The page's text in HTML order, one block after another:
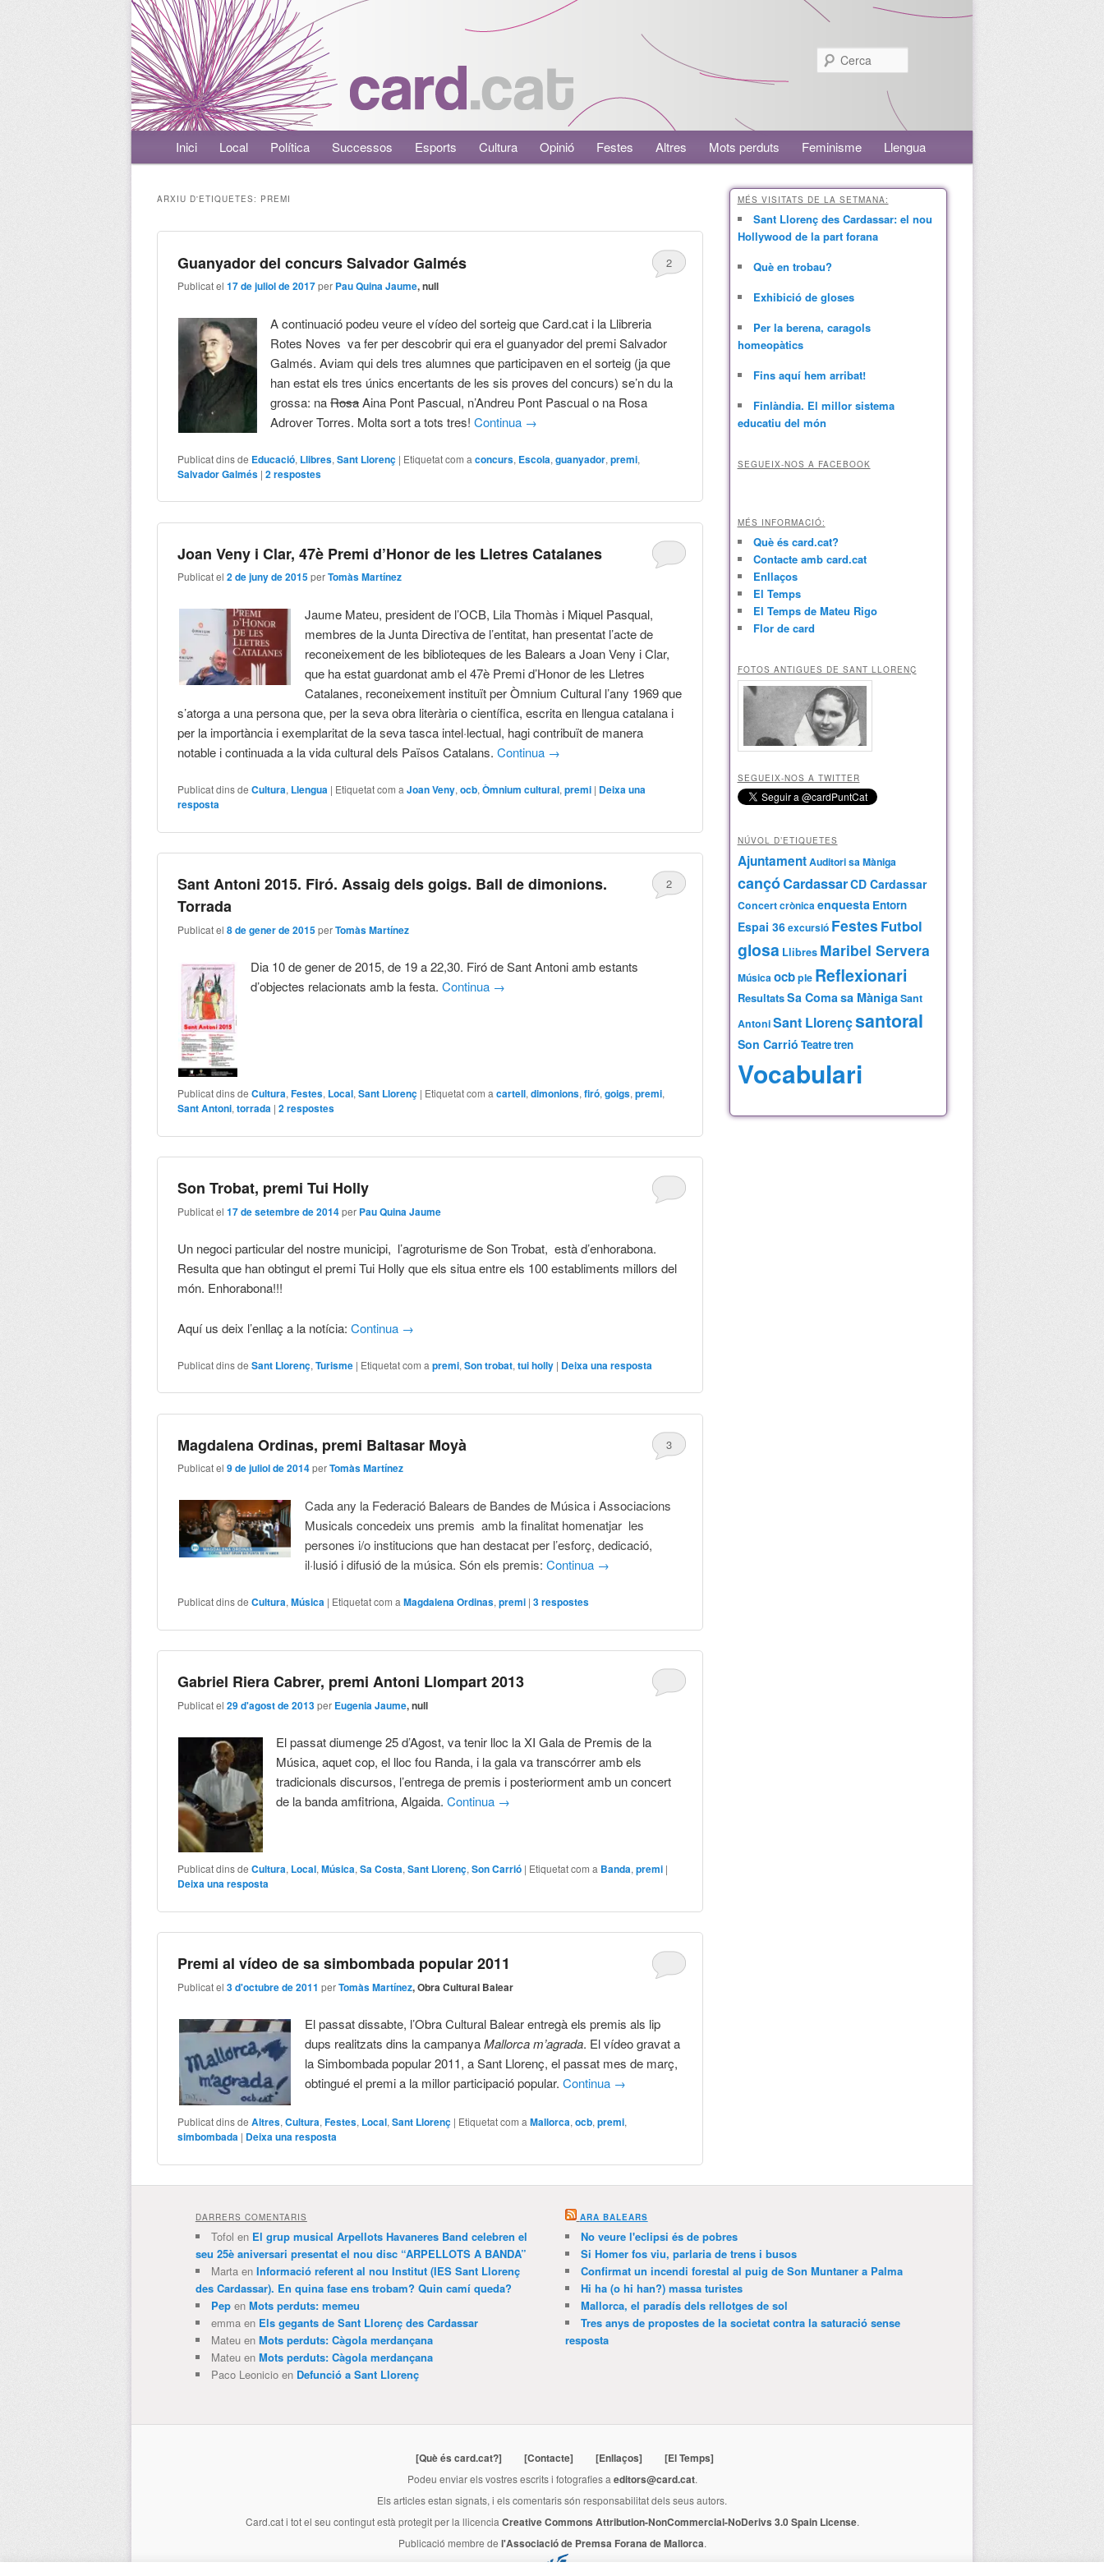
Menú principalAneu al contingut principal
Aneu al contingut secundari
Inici Local Política Successos Esports Cultura Opinió Festes Altres Mots perduts Feminisme Llengua
ARXIU D'ETIQUETES: PREMI
Guanyador del concurs Salvador Galmés
Publicat el17 de juliol de 2017per Pau Quina Jaume, null
2
A continuació podeu veure el vídeo del sorteig que Card.cat i la Llibreria
Rotes Noves va fer per descobrir qui era el guanyador del premi Salvador
Galmés. Aviam qui dels tres alumnes que participaven en el sorteig (ja que
han estat els tres únics encertants de les sis proves del concurs) se’n du la
grossa: naRosaAina Pont Pascual, n’Andreu Pont Pascual o na Rosa
Adrover Torres. Molta sort a tots tres!Continua →
Publicat dins de Educació, Llibres,Sant Llorenç | Etiquetat com a concurs, Escola,guanyador,premi,
Salvador Galmés |2respostes
Joan Veny i Clar, 47è Premi d’Honor de les Lletres Catalanes
Publicat el2 de juny de 2015perTomàs Martínez
Jaume Mateu, president de l’OCB, Lila Thomàs i Miquel Pasqual,
membres de la Junta Directiva de l’entitat, han presentat l’acte de
reconeixement de les biblioteques de les Balears a Joan Veny i Clar,
que ha estat guardonat amb el 47è Premi d’Honor de les Lletres
Catalanes, reconeixement instituït per Òmnium Cultural l’any 1969 que
s’atorga a una persona que, per la seva obra literària o científica, escrita en llengua catalana i
per la importància i exemplaritat de la seva tasca intel·lectual, hagi contribuït de manera
notable i continuada a la vida cultural dels Països Catalans.Continua →
Publicat dins de Cultura, Llengua | Etiquetat com a Joan Veny,ocb,Òmnium cultural,premi | Deixa una
resposta
Sant Antoni 2015. Firó. Assaig dels goigs. Ball de dimonions.
Torrada
Publicat el8 de gener de 2015perTomàs Martínez
2
Dia 10 de gener de 2015, de 19 a 22,30. Firó de Sant Antoni amb estants
d’objectes relacionats amb la festa.Continua →
Publicat dins de Cultura,Festes, Local,Sant Llorenç | Etiquetat com a cartell,dimonions,firó,goigs,premi,
Sant Antoni,torrada |2respostes
Son Trobat, premi Tui Holly
Publicat el17 de setembre de 2014per Pau Quina Jaume
Un negoci particular del nostre municipi, l’agroturisme de Son Trobat, està d’enhorabona.
Resulta que han obtingut el premi Tui Holly que els situa entre els 100 establiments millors del
món. Enhorabona!!!
Aquí us deix l’enllaç a la notícia:Continua →
Publicat dins de Sant Llorenç,Turisme | Etiquetat com a premi,Son trobat,tui holly | Deixa una resposta
Magdalena Ordinas, premi Baltasar Moyà
Publicat el9 de juliol de 2014perTomàs Martínez
3
Cada any la Federació Balears de Bandes de Música i Associacions
Musicals concedeix uns premis amb la finalitat homenatjar les
persones i/o institucions que han destacat per l’esforç, dedicació,
il·lusió i difusió de la música. Són els premis:Continua →
Publicat dins de Cultura,Música | Etiquetat com a Magdalena Ordinas,premi |3respostes
Gabriel Riera Cabrer, premi Antoni Llompart 2013
Publicat el29 d'agost de 2013per Eugenia Jaume, null
El passat diumenge 25 d’Agost, va tenir lloc la XI Gala de Premis de la
Música, aquet cop, el lloc fou Randa, i la gala va transcórrer amb els
tradicionals discursos, l’entrega de premis i posteriorment amb un concert
de la banda amfitriona, Algaida.Continua →
Publicat dins de Cultura, Local,Música,Sa Costa,Sant Llorenç,Son Carrió | Etiquetat com a Banda,premi |
Deixa una resposta
Premi al vídeo de sa simbombada popular 2011
Publicat el3 d'octubre de 2011 perTomàs Martínez, Obra Cultural Balear
El passat dissabte, l’Obra Cultural Balear entregà els premis als lip
dups realitzats dins la campanyaMallorca m’agrada. El vídeo gravat a
la Simbombada popular 2011, a Sant Llorenç, el passat mes de març,
obtingué el premi a la millor participació popular.Continua →
Publicat dins de Altres,Cultura,Festes, Local,Sant Llorenç | Etiquetat com aMallorca,ocb,premi,
simbombada | Deixa una resposta
MÉS VISITATS DE LA SETMANA:
Sant Llorenç des Cardassar: el nou
Hollywood de la part forana
Què en trobau?
Exhibició de gloses
Per la berena, caragols
homeopàtics
Fins aquí hem arribat!
Finlàndia. El millor sistema
educatiu del món
SEGUEIX-NOS A FACEBOOK
MÉS INFORMACIÓ:
Què és card.cat?
Contacte amb card.cat
Enllaços
El Temps
El Temps de Mateu Rigo
Flor de card
FOTOS ANTIGUES DE SANT LLORENÇ
SEGUEIX-NOS A TWITTER
NÚVOL D’ETIQUETES
AjuntamentAuditori sa Màniga
cançóCardassarCD Cardassar
Concertcrònicaenquesta Entorn
Espai 36excursió Festes Futbol
glosa Llibres Maribel Servera
Músicaocbple Reflexionari
ResultatsSa Comasa MànigaSant
AntoniSant Llorençsantoral
Son Carrió Teatretren
Vocabulari
DARRERS COMENTARIS
Tofol en El grup musical Arpellots Havaneres Band celebren el
seu 25è aniversari presentat el nou disc “ARPELLOTS A BANDA”
Martaen Informació referent al nou Institut (IES Sant Llorenç
des Cardassar). En quina fase ens trobam? Quin camí queda?
Pepen Mots perduts: memeu
emmaen Els gegants de Sant Llorenç des Cardassar
Mateuen Mots perduts: Càgola merdançana
Mateuen Mots perduts: Càgola merdançana
Paco Leonicioen Defunció a Sant Llorenç
ARA BALEARS
No veure l'eclipsi és de pobres
Si Homer fos viu, parlaria de trens i busos
Confirmat un incendi forestal al puig de Son Muntaner a Palma
Hi ha (o hi han?) massa turistes
Mallorca, el paradís dels rellotges de sol
Tres anys de propostes de la societat contra la saturació sense
resposta
[Què és card.cat?] [Contacte] [Enllaços] [El Temps]
Podeu enviar els vostres escrits i fotografies a editors@card.cat.
Els articles estan signats, i els comentaris són responsabilitat dels seus autors.
Card.cati tot el seu contingut està protegit per la llicencia Creative Commons Attribution-NonCommercial-NoDerivs 3.0 Spain License.
Publicació membre de l'Associació de Premsa Forana de Mallorca.